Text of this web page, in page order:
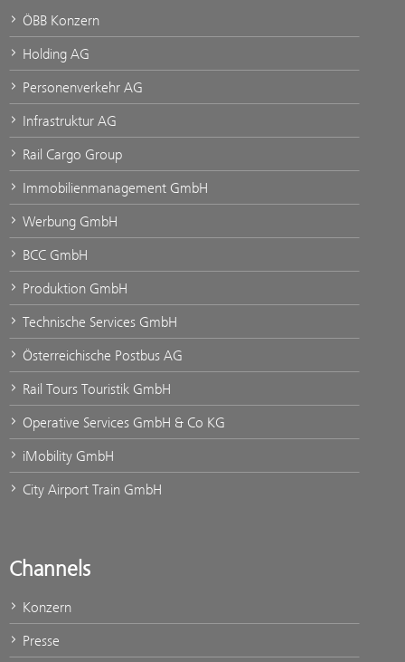
ÖBB Konzern
Holding AG
Personenverkehr AG
Infrastruktur AG
Rail Cargo Group
Immobilienmanagement GmbH
Werbung GmbH
BCC GmbH
Produktion GmbH
Technische Services GmbH
Österreichische Postbus AG
Rail Tours Touristik GmbH
Operative Services GmbH & Co KG
iMobility GmbH
City Airport Train GmbH
Channels
Konzern
Presse